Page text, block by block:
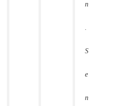
n
.
S
e
n